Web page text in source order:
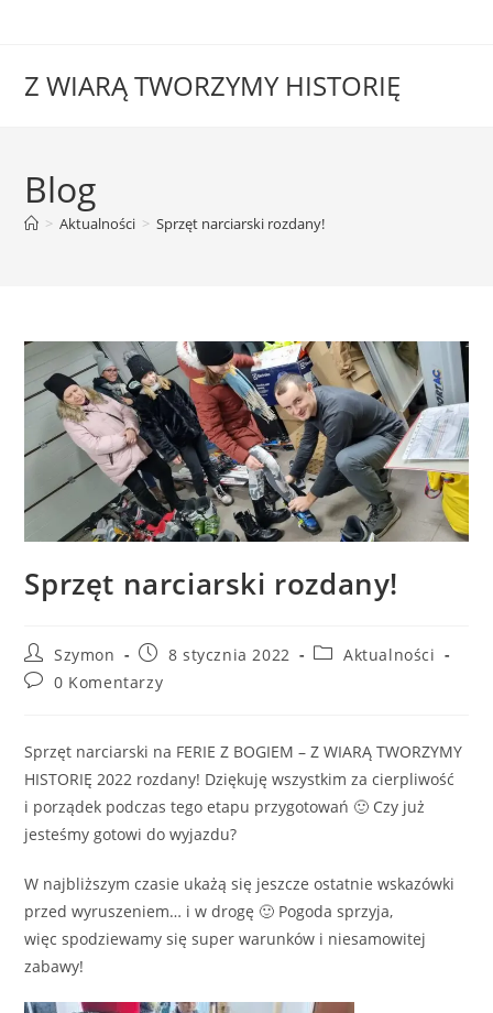
Z WIARĄ TWORZYMY HISTORIĘ
Blog
> Aktualności > Sprzęt narciarski rozdany!
Sprzęt narciarski rozdany!
Szymon 8 stycznia 2022
Aktualności
0 Komentarzy
Sprzęt narciarski na FERIE Z BOGIEM – Z WIARĄ TWORZYMY
HISTORIĘ 2022 rozdany! Dziękuję wszystkim za cierpliwość
i porządek podczas tego etapu przygotowań 🙂 Czy już
jesteśmy gotowi do wyjazdu?
W najbliższym czasie ukażą się jeszcze ostatnie wskazówki
przed wyruszeniem… i w drogę 🙂 Pogoda sprzyja,
więc spodziewamy się super warunków i niesamowitej
zabawy!